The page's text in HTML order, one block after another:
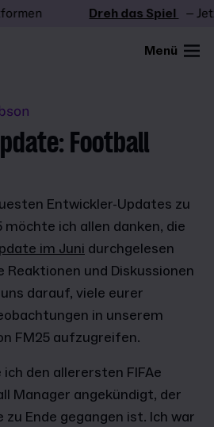
Dreh das Spiel – Jetzt
Menü
Football
Entwickler-Updates zu
ich allen danken, die
im Juni durchgelesen
Reaktionen und Diskussionen
darauf, viele eurer
in unserem
FM25 aufzugreifen.
den allerersten FIFAe
Manager angekündigt, der
Ende gegangen ist. Ich war